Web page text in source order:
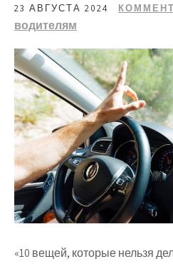
23 АВГУСТА 2024
водителям
«10 вещей, которые нельзя